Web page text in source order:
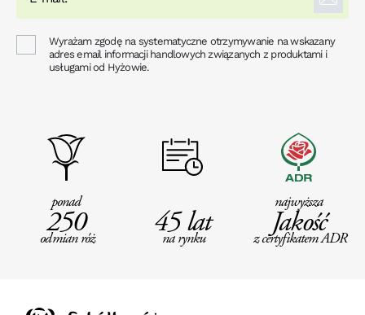
Wyrażam zgodę na systematyczne otrzymywanie na wskazany
adres email informacji handlowych związanych z produktami i
usługami od Hyżowie.
ponad
250
odmian róż
45 lat
na rynku
najwyższa
Jakość
z certyfikatem ADR